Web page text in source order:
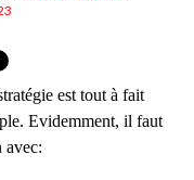
est tout à fait
Evidemment, il faut
avec: